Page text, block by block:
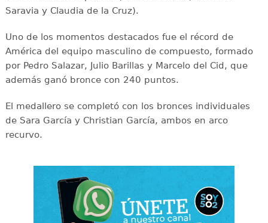
Saravia y Claudia de la Cruz).
Uno de los momentos destacados fue el récord de
América del equipo masculino de compuesto, formado
por Pedro Salazar, Julio Barillas y Marcelo del Cid, que
además ganó bronce con 240 puntos.
El medallero se completó con los bronces individuales
de Sara García y Christian García, ambos en arco
recurvo.